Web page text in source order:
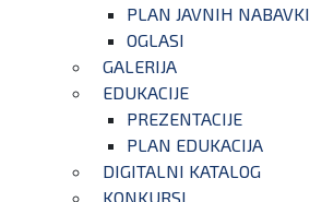
PLAN JAVNIH NABAVKI
OGLASI
GALERIJA
EDUKACIJE
PREZENTACIJE
PLAN EDUKACIJA
DIGITALNI KATALOG
KONKURSI